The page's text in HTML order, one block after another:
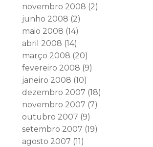
novembro 2008 (2)
junho 2008 (2)
maio 2008 (14)
abril 2008 (14)
março 2008 (20)
fevereiro 2008 (9)
janeiro 2008 (10)
dezembro 2007 (18)
novembro 2007 (7)
outubro 2007 (9)
setembro 2007 (19)
agosto 2007 (11)